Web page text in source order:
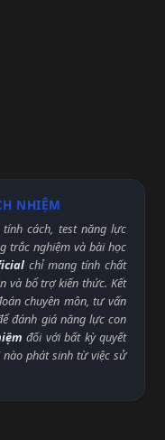
NHIỆM
cách, test năng lực
trắc nghiệm và bài học
chỉ mang tính chất
và bổ trợ kiến thức. Kết
chuyên môn, tư vấn
đánh giá năng lực con
đối với bất kỳ quyết
phát sinh từ việc sử